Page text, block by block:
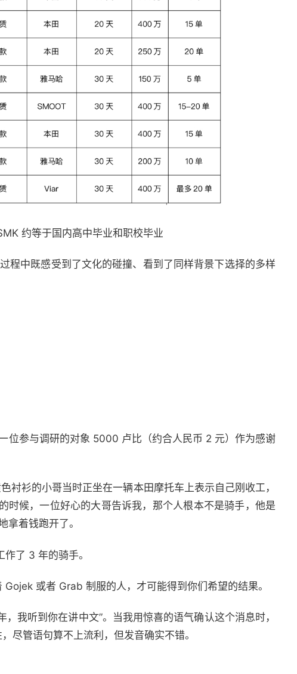
约等于国内高中毕业和职校毕业
程中既感受到了文化的碰撞、看到了同样背景下选择的多样
位参与调研的对象 5000 卢比（约合人民币 2 元）作为感谢
衬衫的小哥当时正坐在一辆本田摩托车上表示自己刚收工，
时候，一位好心的大哥告诉我，那个人根本不是骑手，他是
拿着钱跑开了。
了 3 年的骑手。
或者 Grab 制服的人，才可能得到你们希望的结果。
我听到你在讲中文”。当我用惊喜的语气确认这个消息时，
尽管语句算不上流利，但发音确实不错。